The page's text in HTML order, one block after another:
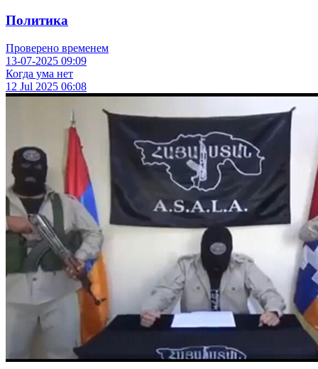
Политика
Проверено временем
13-07-2025 09:09
Когда ума нет
12 Jul 2025 06:08